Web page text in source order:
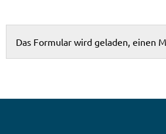
Das Formular wird geladen, einen